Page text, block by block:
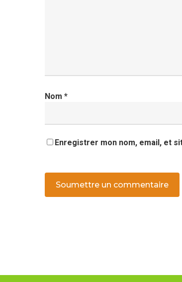
Nom *
Enregistrer mon nom, email, et